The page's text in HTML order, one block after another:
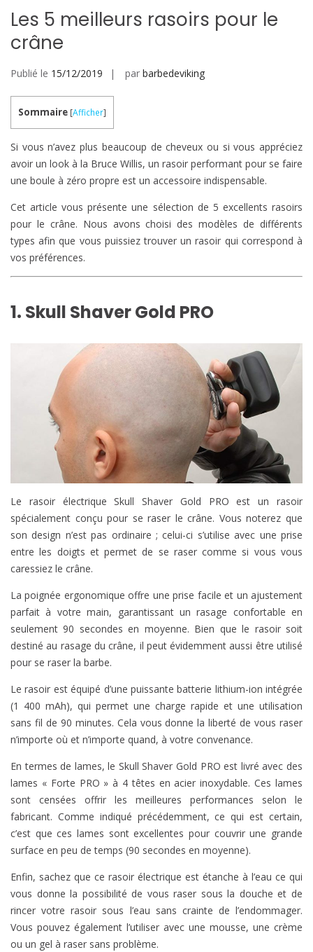
Les 5 meilleurs rasoirs pour le
crâne
Publié le 15/12/2019 par barbedeviking
Sommaire [Afficher]
Si vous n’avez plus beaucoup de cheveux ou si vous appréciez
avoir un look à la Bruce Willis, un rasoir performant pour se faire
une boule à zéro propre est un accessoire indispensable.
Cet article vous présente une sélection de 5 excellents rasoirs
pour le crâne. Nous avons choisi des modèles de différents
types afin que vous puissiez trouver un rasoir qui correspond à
vos préférences.
1. Skull Shaver Gold PRO
Le rasoir électrique Skull Shaver Gold PRO est un rasoir
spécialement conçu pour se raser le crâne. Vous noterez que
son design n’est pas ordinaire ; celui-ci s’utilise avec une prise
entre les doigts et permet de se raser comme si vous vous
caressiez le crâne.
La poignée ergonomique offre une prise facile et un ajustement
parfait à votre main, garantissant un rasage confortable en
seulement 90 secondes en moyenne. Bien que le rasoir soit
destiné au rasage du crâne, il peut évidemment aussi être utilisé
pour se raser la barbe.
Le rasoir est équipé d’une puissante batterie lithium-ion intégrée
(1 400 mAh), qui permet une charge rapide et une utilisation
sans fil de 90 minutes. Cela vous donne la liberté de vous raser
n’importe où et n’importe quand, à votre convenance.
En termes de lames, le Skull Shaver Gold PRO est livré avec des
lames « Forte PRO » à 4 têtes en acier inoxydable. Ces lames
sont censées offrir les meilleures performances selon le
fabricant. Comme indiqué précédemment, ce qui est certain,
c’est que ces lames sont excellentes pour couvrir une grande
surface en peu de temps (90 secondes en moyenne).
Enfin, sachez que ce rasoir électrique est étanche à l’eau ce qui
vous donne la possibilité de vous raser sous la douche et de
rincer votre rasoir sous l’eau sans crainte de l’endommager.
Vous pouvez également l’utiliser avec une mousse, une crème
ou un gel à raser sans problème.